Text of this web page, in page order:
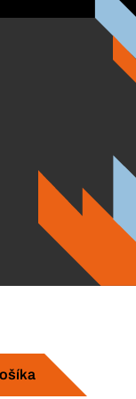
reserved.